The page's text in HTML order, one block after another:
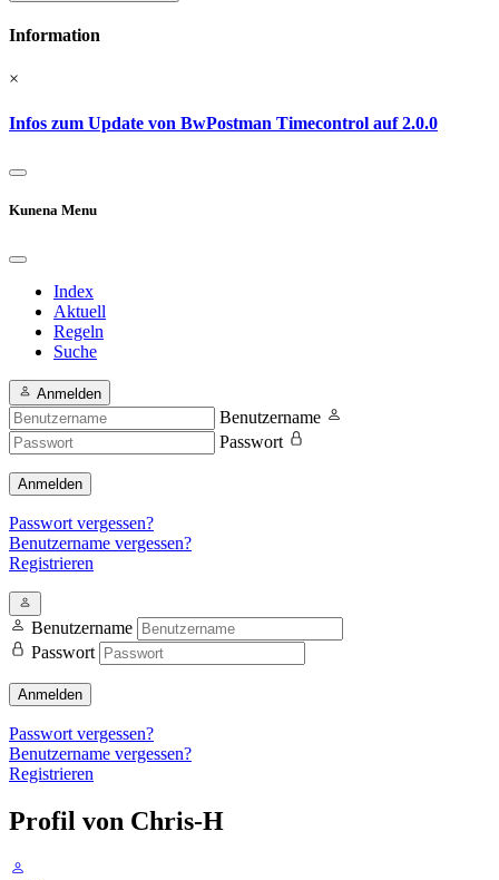
Information
×
Infos zum Update von BwPostman Timecontrol auf 2.0.0
Kunena Menu
Index
Aktuell
Regeln
Suche
Anmelden
Benutzername
Passwort
Anmelden
Passwort vergessen?
Benutzername vergessen?
Registrieren
Benutzername
Passwort
Anmelden
Passwort vergessen?
Benutzername vergessen?
Registrieren
Profil von Chris-H